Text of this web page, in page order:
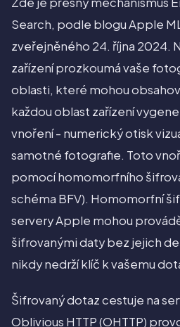
Search, podle blogu Apple
zveřejněného 24. října 2024.
zařízení prozkoumá vaše
oblasti, které mohou
každou oblast zařízení
vnoření - numerický otisk
samotné fotografie. Toto
pomocí homomorfního
schéma BFV). Homomorfní
servery Apple mohou
šifrovanými daty bez jejich
nikdy nedrží klíč k vašemu
Šifrovaný dotaz cestuje na
Oblivious HTTP (OHTTP)